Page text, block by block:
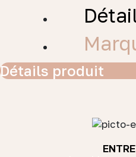
Détails produit